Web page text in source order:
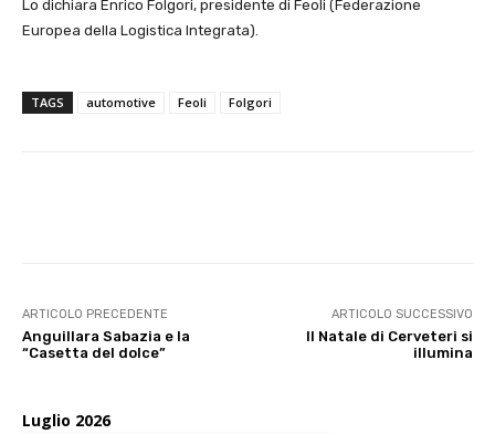
Lo dichiara Enrico Folgori, presidente di Feoli (Federazione
Europea della Logistica Integrata).
TAGS automotive Feoli Folgori
ARTICOLO PRECEDENTE
Anguillara Sabazia e la
“Casetta del dolce”
ARTICOLO SUCCESSIVO
Il Natale di Cerveteri si
illumina
Luglio 2026